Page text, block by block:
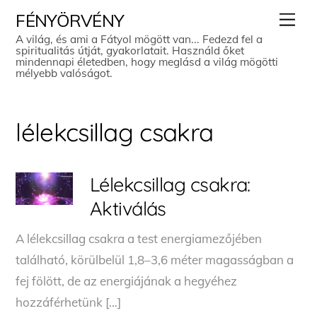
content
FÉNYÖRVÉNY
A világ, és ami a Fátyol mögött van... Fedezd fel a
spiritualitás útját, gyakorlatait. Használd őket
mindennapi életedben, hogy meglásd a világ mögötti
mélyebb valóságot.
lélekcsillag csakra
Lélekcsillag csakra:
Aktiválás
A lélekcsillag csakra a test energiamezőjében
található, körülbelül 1,8–3,6 méter magasságban a
fej fölött, de az energiájának a hegyéhez
hozzáférhetünk […]